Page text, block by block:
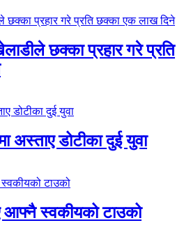
छक्का प्रहार गरे प्रति
अस्ताए डोटीका दुई युवा
आफ्नै स्वकीयको टाउको